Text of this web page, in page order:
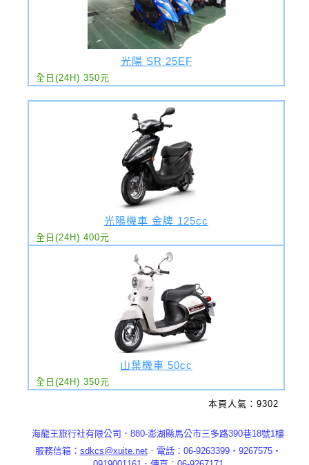
光陽 SR 25EF
全日(24H) 350元
光陽機車 金牌 125cc
全日(24H) 400元
山葉機車 50cc
全日(24H) 350元
本頁人氣：9302
海龍王旅行社有限公司．880-澎湖縣馬公市三多路390巷18號1樓
服務信箱： sdkcs@xuite.net．電話：06-9263399‧9267575‧